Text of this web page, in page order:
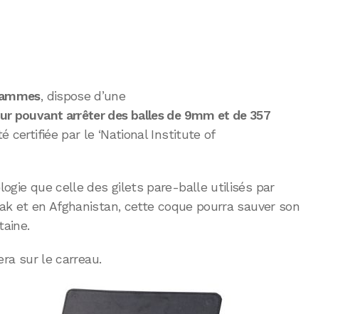
, dispose d’une
pouvant arrêter des balles de 9mm et de 357
certifiée par le ‘National Institute of
que celle des gilets pare-balle utilisés par
et en Afghanistan, cette coque pourra sauver son
sur le carreau.